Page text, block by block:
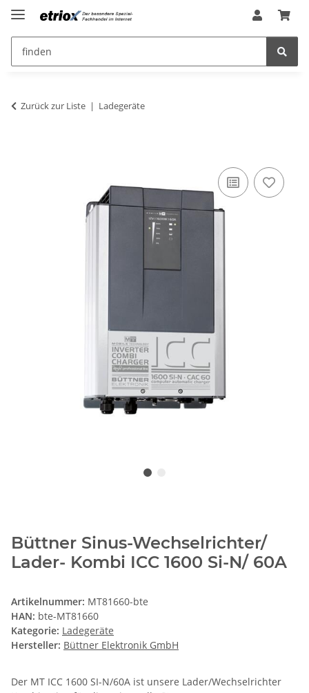
Zurück zur Liste Ladegeräte
Büttner Sinus-Wechselrichter/
Lader- Kombi ICC 1600 Si-N/ 60A
Artikelnummer: MT81660-bte
HAN: bte-MT81660
Kategorie: Ladegeräte
Hersteller: Büttner Elektronik GmbH
Der MT ICC 1600 SI-N/60A ist unsere Lader/Wechselrichter